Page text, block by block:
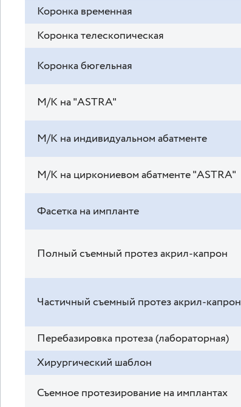
Коронка временная
Коронка телескопическая
Коронка бюгельная
М/К на "ASTRA"
М/К на индивидуальном абатменте
М/К на циркониевом абатменте "ASTRA"
Фасетка на импланте
Полный съемный протез акрил-капрон
Частичный съемный протез акрил-капрон
Перебазировка протеза (лабораторная)
Хирургический шаблон
Съемное протезирование на имплантах